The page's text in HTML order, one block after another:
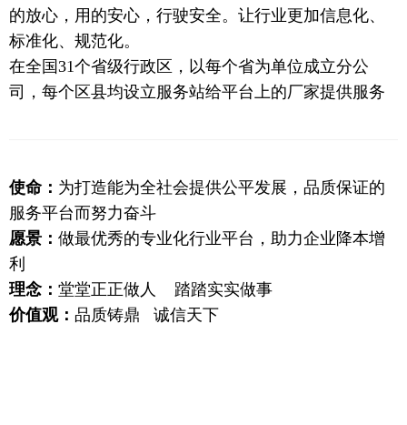
的放心，用的安心，行驶安全。让行业更加信息化、
标准化、规范化。
在全国31个省级行政区，以每个省为单位成立分公
司，每个区县均设立服务站给平台上的厂家提供服务
使命： 为打造能为全社会提供公平发展，品质保证的
服务平台而努力奋斗
愿景： 做最优秀的专业化行业平台，助力企业降本增
利
理念： 堂堂正正做人 踏踏实实做事
价值观： 品质铸鼎 诚信天下